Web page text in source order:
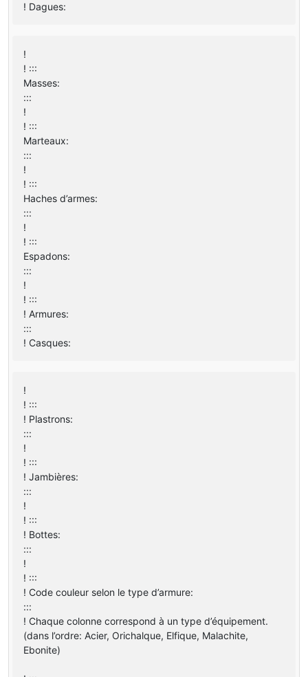
! Dagues:
!
! :::
Masses:
:::
!
! :::
Marteaux:
:::
!
! :::
Haches d’armes:
:::
!
! :::
Espadons:
:::
!
! :::
! Armures:
:::
! Casques:
!
! :::
! Plastrons:
:::
!
! :::
! Jambières:
:::
!
! :::
! Bottes:
:::
!
! :::
! Code couleur selon le type d’armure:
:::
! Chaque colonne correspond à un type d’équipement.
(dans l’ordre: Acier, Orichalque, Elfique, Malachite,
Ebonite)